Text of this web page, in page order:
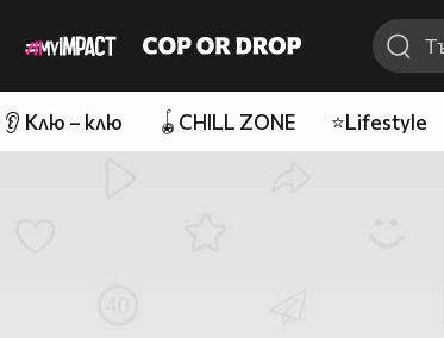
👂 Клю – клю 🪀CHILL ZONE ⭐Lifestyle